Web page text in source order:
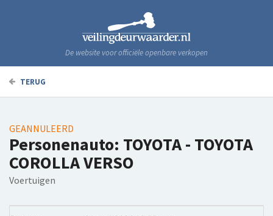
De website voor officiële openbare verkopen
TERUG
GEANNULEERD
Personenauto: TOYOTA - TOYOTA
COROLLA VERSO
Voertuigen